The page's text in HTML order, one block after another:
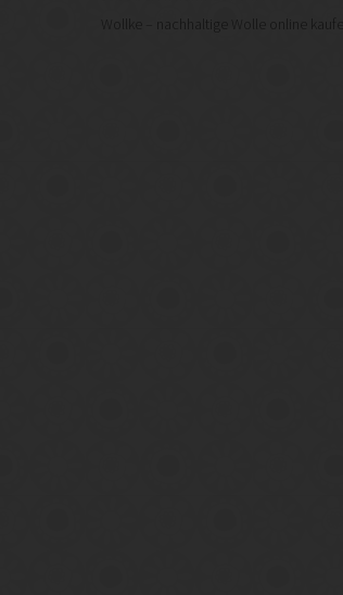
Wollke – nachhaltige Wolle online kaufen